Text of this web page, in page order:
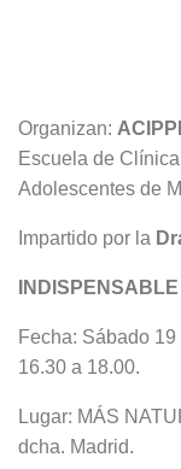
Organizan:
Escuela de
Adolescentes de
Impartido por la
Fecha: Sábado
16.30 a 18.00.
Lugar: MÁS
dcha. Madrid.